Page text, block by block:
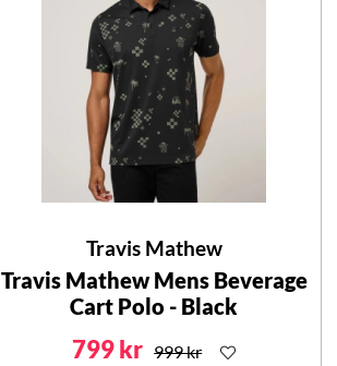
Travis Mathew
Travis Mathew Mens Beverage
Cart Polo - Black
799 kr 999 kr